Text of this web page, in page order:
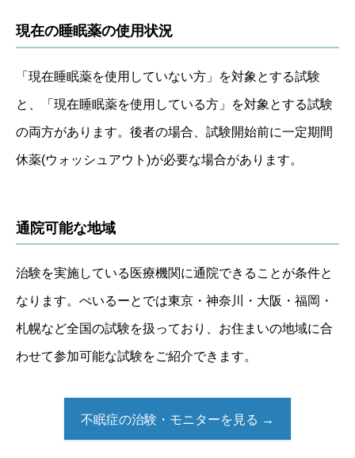
現在の睡眠薬の使用状況
「現在睡眠薬を使用していない方」を対象とする試験
と、「現在睡眠薬を使用している方」を対象とする試験
の両方があります。後者の場合、試験開始前に一定期間
休薬(ウォッシュアウト)が必要な場合があります。
通院可能な地域
治験を実施している医療機関に通院できることが条件と
なります。ぺいるーとでは東京・神奈川・大阪・福岡・
札幌など全国の試験を扱っており、お住まいの地域に合
わせて参加可能な試験をご紹介できます。
不眠症の治験・モニターを見る →